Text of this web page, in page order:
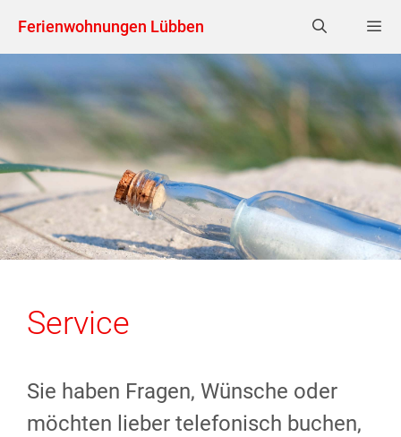
Inhalt
springen
Ferienwohnungen Lübben
Service
Sie haben Fragen, Wünsche oder
möchten lieber telefonisch buchen,